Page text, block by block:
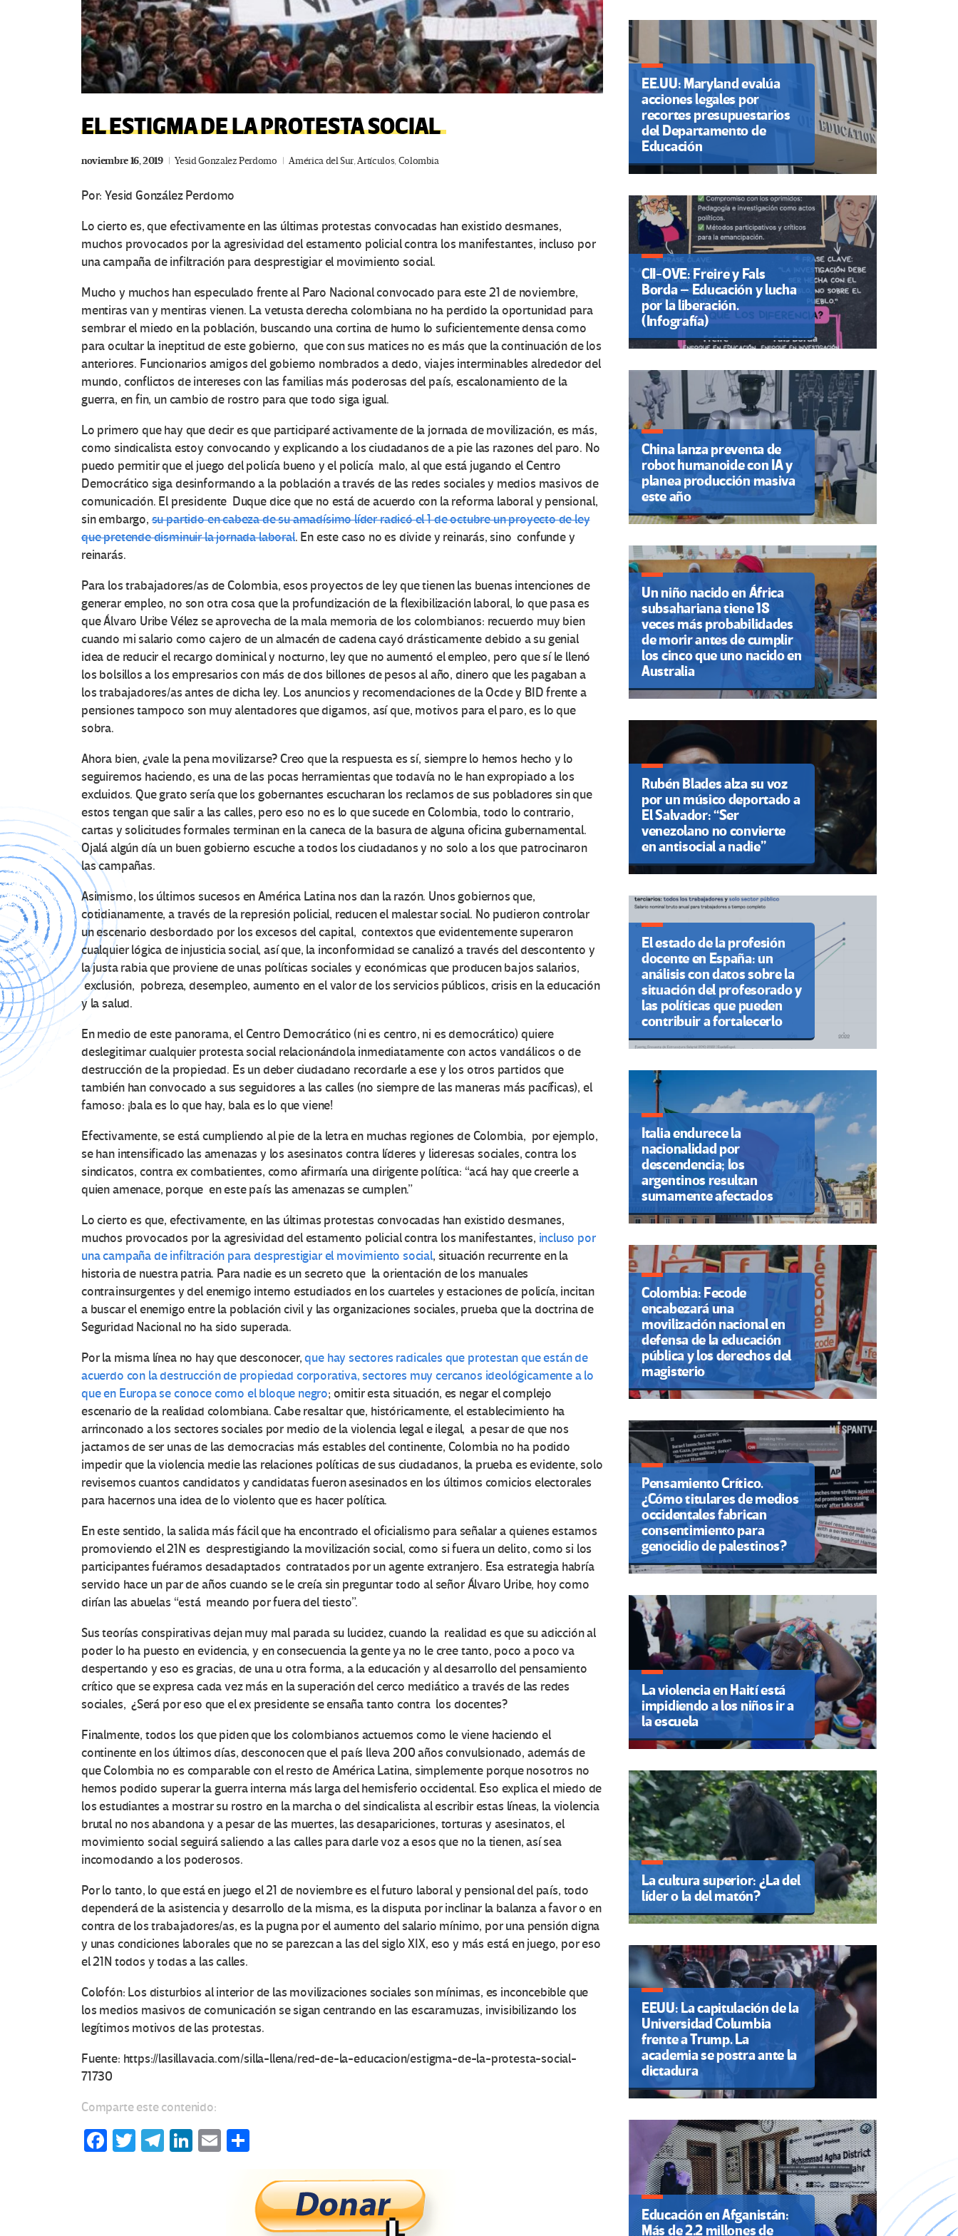
EL ESTIGMA DE LA PROTESTA SOCIAL
noviembre 16, 2019 Yesid Gonzalez Perdomo América del Sur,Artículos,Colombia
Por:Yesid González Perdomo
Lo cierto es, que efectivamente en las últimas protestas convocadas han existido desmanes,
muchos provocados por la agresividad del estamento policial contra los manifestantes, incluso por
una campaña de infiltración para desprestigiar el movimiento social.
Mucho y muchos han especulado frente al Paro Nacional convocado para este 21 de noviembre,
mentiras van y mentiras vienen. La vetusta derecha colombiana no ha perdido la oportunidad para
sembrar el miedo en la población, buscando una cortina de humo lo suficientemente densa como
para ocultar la ineptitud de este gobierno, que con sus matices no es más que la continuación de los
anteriores. Funcionarios amigos del gobierno nombrados a dedo, viajes interminables alrededor del
mundo, conflictos de intereses con las familias más poderosas del país, escalonamiento de la
guerra, en fin, un cambio de rostro para que todo siga igual.
Lo primero que hay que decir es que participaré activamente de la jornada de movilización, es más,
como sindicalista estoy convocando y explicando a los ciudadanos de a pie las razones del paro. No
puedo permitir que el juego del policía bueno y el policía malo, al que está jugando el Centro
Democrático siga desinformando a la población a través de las redes sociales y medios masivos de
comunicación. El presidente Duque dice que no está de acuerdo con la reforma laboral y pensional,
sin embargo,su partido en cabeza de su amadísimo líder radicó el 1 de octubre un proyecto de ley
que pretende disminuir la jornada laboral. En este caso no es divide y reinarás, sino confunde y
reinarás.
Para los trabajadores/as de Colombia, esos proyectos de ley que tienen las buenas intenciones de
generar empleo, no son otra cosa que la profundización de la flexibilización laboral, lo que pasa es
que Álvaro Uribe Vélez se aprovecha de la mala memoria de los colombianos: recuerdo muy bien
cuando mi salario como cajero de un almacén de cadena cayó drásticamente debido a su genial
idea de reducir el recargo dominical y nocturno, ley que no aumentó el empleo, pero que sí le llenó
los bolsillos a los empresarios con más de dos billones de pesos al año, dinero que les pagaban a
los trabajadores/as antes de dicha ley. Los anuncios y recomendaciones de la Ocde y BID frente a
pensiones tampoco son muy alentadores que digamos, así que, motivos para el paro, es lo que
sobra.
Ahora bien, ¿vale la pena movilizarse? Creo que la respuesta es sí, siempre lo hemos hecho y lo
seguiremos haciendo, es una de las pocas herramientas que todavía no le han expropiado a los
excluidos. Que grato sería que los gobernantes escucharan los reclamos de sus pobladores sin que
estos tengan que salir a las calles, pero eso no es lo que sucede en Colombia, todo lo contrario,
cartas y solicitudes formales terminan en la caneca de la basura de alguna oficina gubernamental.
Ojalá algún día un buen gobierno escuche a todos los ciudadanos y no solo a los que patrocinaron
las campañas.
Asimismo, los últimos sucesos en América Latina nos dan la razón. Unos gobiernos que,
cotidianamente, a través de la represión policial, reducen el malestar social. No pudieron controlar
un escenario desbordado por los excesos del capital, contextos que evidentemente superaron
cualquier lógica de injusticia social, así que, la inconformidad se canalizó a través del descontento y
la justa rabia que proviene de unas políticas sociales y económicas que producen bajos salarios,
exclusión, pobreza, desempleo, aumento en el valor de los servicios públicos, crisis en la educación
y la salud.
En medio de este panorama, el Centro Democrático (ni es centro, ni es democrático) quiere
deslegitimar cualquier protesta social relacionándola inmediatamente con actos vandálicos o de
destrucción de la propiedad. Es un deber ciudadano recordarle a ese y los otros partidos que
también han convocado a sus seguidores a las calles (no siempre de las maneras más pacíficas), el
famoso: ¡bala es lo que hay, bala es lo que viene!
Efectivamente, se está cumpliendo al pie de la letra en muchas regiones de Colombia, por ejemplo,
se han intensificado las amenazas y los asesinatos contra líderes y lideresas sociales, contra los
sindicatos, contra ex combatientes, como afirmaría una dirigente política: “acá hay que creerle a
quien amenace, porque en este país las amenazas se cumplen.”
Lo cierto es que, efectivamente, en las últimas protestas convocadas han existido desmanes,
muchos provocados por la agresividad del estamento policial contra los manifestantes, incluso por
una campaña de infiltración para desprestigiar el movimiento social, situación recurrente en la
historia de nuestra patria. Para nadie es un secreto que la orientación de los manuales
contrainsurgentes y del enemigo interno estudiados en los cuarteles y estaciones de policía, incitan
a buscar el enemigo entre la población civil y las organizaciones sociales, prueba que la doctrina de
Seguridad Nacional no ha sido superada.
Por la misma línea no hay que desconocer,que hay sectores radicales que protestan que están de
acuerdo con la destrucción de propiedad corporativa, sectores muy cercanos ideológicamente a lo
que en Europa se conoce como el bloque negro; omitir esta situación, es negar el complejo
escenario de la realidad colombiana. Cabe resaltar que, históricamente, el establecimiento ha
arrinconado a los sectores sociales por medio de la violencia legal e ilegal, a pesar de que nos
jactamos de ser unas de las democracias más estables del continente, Colombia no ha podido
impedir que la violencia medie las relaciones políticas de sus ciudadanos, la prueba es evidente, solo
revisemos cuantos candidatos y candidatas fueron asesinados en los últimos comicios electorales
para hacernos una idea de lo violento que es hacer política.
En este sentido, la salida más fácil que ha encontrado el oficialismo para señalar a quienes estamos
promoviendo el 21N es desprestigiando la movilización social, como si fuera un delito, como si los
participantes fuéramos desadaptados contratados por un agente extranjero. Esa estrategia habría
servido hace un par de años cuando se le creía sin preguntar todo al señor Álvaro Uribe, hoy como
dirían las abuelas “está meando por fuera del tiesto”.
Sus teorías conspirativas dejan muy mal parada su lucidez, cuando la realidad es que su adicción al
poder lo ha puesto en evidencia, y en consecuencia la gente ya no le cree tanto, poco a poco va
despertando y eso es gracias, de una u otra forma, a la educación y al desarrollo del pensamiento
crítico que se expresa cada vez más en la superación del cerco mediático a través de las redes
sociales, ¿Será por eso que el ex presidente se ensaña tanto contra los docentes?
Finalmente, todos los que piden que los colombianos actuemos como le viene haciendo el
continente en los últimos días, desconocen que el país lleva 200 años convulsionado, además de
que Colombia no es comparable con el resto de América Latina, simplemente porque nosotros no
hemos podido superar la guerra interna más larga del hemisferio occidental. Eso explica el miedo de
los estudiantes a mostrar su rostro en la marcha o del sindicalista al escribir estas líneas, la violencia
brutal no nos abandona y a pesar de las muertes, las desapariciones, torturas y asesinatos, el
movimiento social seguirá saliendo a las calles para darle voz a esos que no la tienen, así sea
incomodando a los poderosos.
Por lo tanto, lo que está en juego el 21 de noviembre es el futuro laboral y pensional del país, todo
dependerá de la asistencia y desarrollo de la misma, es la disputa por inclinar la balanza a favor o en
contra de los trabajadores/as, es la pugna por el aumento del salario mínimo, por una pensión digna
y unas condiciones laborales que no se parezcan a las del siglo XIX, eso y más está en juego, por eso
el 21N todos y todas a las calles.
Colofón: Los disturbios al interior de las movilizaciones sociales son mínimas, es inconcebible que
los medios masivos de comunicación se sigan centrando en las escaramuzas, invisibilizando los
legítimos motivos de las protestas.
Fuente: https://lasillavacia.com/silla-llena/red-de-la-educacion/estigma-de-la-protesta-social-
71730
Comparte este contenido:
Fa T
Te Li
E
m
p
EE.UU: Maryland evalúa
acciones legales por
recortes presupuestarios
del Departamento de
Educación
CII-OVE: Freire y Fals
Borda – Educación y lucha
por la liberación.
(Infografía)
China lanza preventa de
robot humanoide con IA y
planea producción masiva
este año
Un niño nacido en África
subsahariana tiene 18
veces más probabilidades
de morir antes de cumplir
los cinco que uno nacido en
Australia
Rubén Blades alza su voz
por un músico deportado a
El Salvador: “Ser
venezolano no convierte
en antisocial a nadie”
El estado de la profesión
docente en España: un
análisis con datos sobre la
situación del profesorado y
las políticas que pueden
contribuir a fortalecerlo
Italia endurece la
nacionalidad por
descendencia; los
argentinos resultan
sumamente afectados
Colombia: Fecode
encabezará una
movilización nacional en
defensa de la educación
pública y los derechos del
magisterio
Pensamiento Crítico.
¿Cómo titulares de medios
occidentales fabrican
consentimiento para
genocidio de palestinos?
La violencia en Haití está
impidiendo a los niños ir a
la escuela
La cultura superior: ¿La del
líder o la del matón?
EEUU: La capitulación de la
Universidad Columbia
frente a Trump. La
academia se postra ante la
dictadura
Educación en Afganistán:
Más de 2.2 millones de